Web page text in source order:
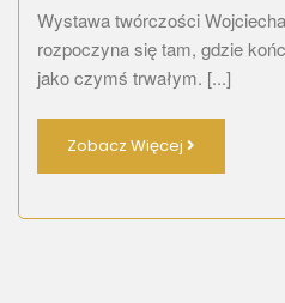
Wystawa twórczości
rozpoczyna się tam, gdzie
jako czymś trwałym. [...]
Zobacz Więcej